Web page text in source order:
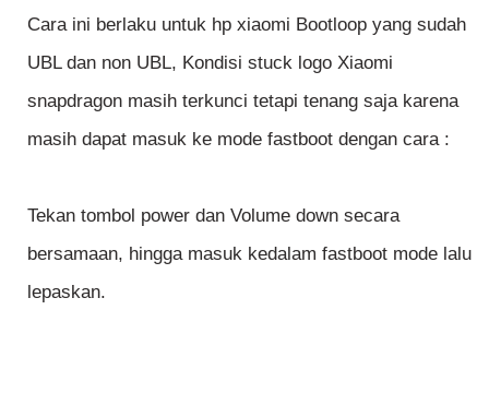
Cara ini berlaku untuk hp xiaomi Bootloop yang sudah
UBL dan non UBL, Kondisi stuck logo Xiaomi
snapdragon masih terkunci tetapi tenang saja karena
masih dapat masuk ke mode fastboot dengan cara :
Tekan tombol power dan Volume down secara
bersamaan, hingga masuk kedalam fastboot mode lalu
lepaskan.